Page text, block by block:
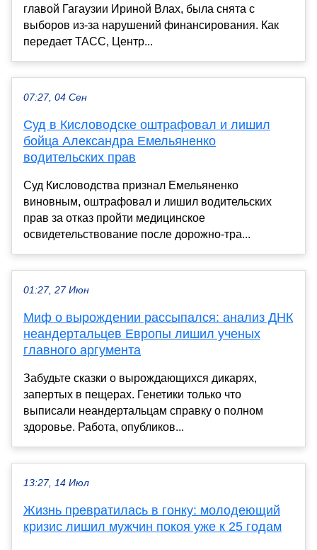
главой Гагаузии Ириной Влах, была снята с
выборов из-за нарушений финансирования. Как
передает ТАСС, Центр...
07:27, 04 Сен
Суд в Кисловодске оштрафовал и лишил
бойца Александра Емельяненко
водительских прав
Суд Кисловодства признал Емельяненко
виновным, оштрафовал и лишил водительских
прав за отказ пройти медицинское
освидетельствование после дорожно-тра...
01:27, 27 Июн
Миф о вырождении рассыпался: анализ ДНК
неандертальцев Европы лишил ученых
главного аргумента
Забудьте сказки о вырождающихся дикарях,
запертых в пещерах. Генетики только что
выписали неандертальцам справку о полном
здоровье. Работа, опубликов...
13:27, 14 Июл
Жизнь превратилась в гонку: молодеющий
кризис лишил мужчин покоя уже к 25 годам